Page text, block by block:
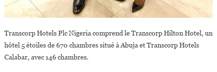
Transcorp Hotels Plc Nigeria comprend le Transcorp Hilton Hotel, un
hôtel 5 étoiles de 670 chambres situé à Abuja et Transcorp Hotels
Calabar, avec 146 chambres.